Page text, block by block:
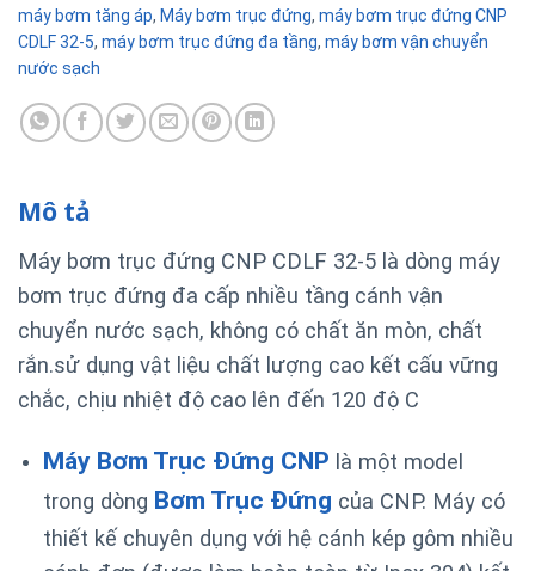
máy bơm tăng áp, Máy bơm trục đứng, máy bơm trục đứng CNP
CDLF 32-5, máy bơm trục đứng đa tầng, máy bơm vận chuyển
nước sạch
Mô tả
Máy bơm trục đứng CNP CDLF 32-5 là dòng máy
bơm trục đứng đa cấp nhiều tầng cánh vận
chuyển nước sạch, không có chất ăn mòn, chất
rắn.sử dụng vật liệu chất lượng cao kết cấu vững
chắc, chịu nhiệt độ cao lên đến 120 độ C
Máy Bơm Trục Đứng CNP là một model
trong dòng Bơm Trục Đứng của CNP. Máy có
thiết kế chuyên dụng với hệ cánh kép gôm nhiều